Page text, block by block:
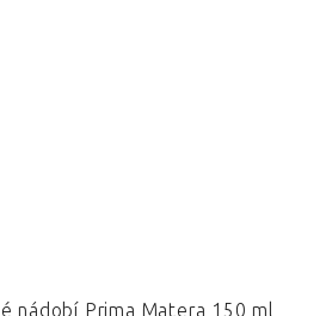
nádobí Prima Matera 150 ml